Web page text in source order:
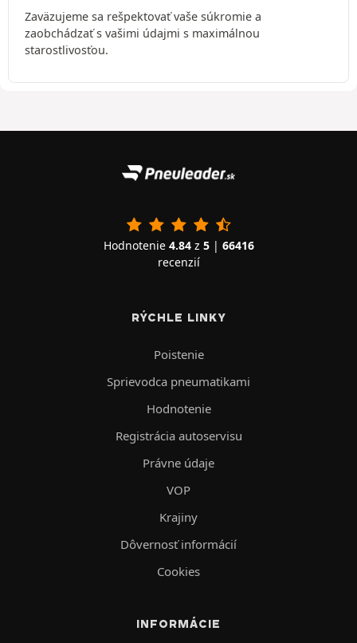
Zaväzujeme sa rešpektovať vaše súkromie a
zaobchádzať s vašimi údajmi s maximálnou
starostlivosťou.
Hodnotenie 4.84z 5| 66416
recenzií
RÝCHLE LINKY
Poistenie
Sprievodca pneumatikami
Hodnotenie
Registrácia autoservisu
Právne údaje
VOP
Krajiny
Dôvernosť informácií
Cookies
INFORMÁCIE